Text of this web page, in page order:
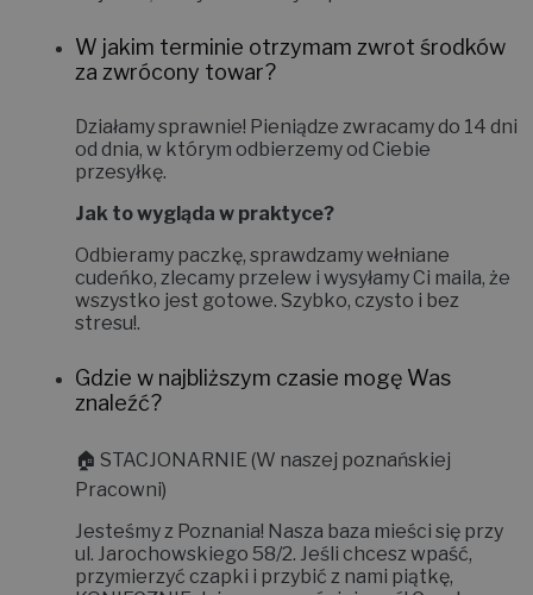
W jakim terminie otrzymam zwrot środków
za zwrócony towar?
Działamy sprawnie! Pieniądze zwracamy do 14 dni
od dnia, w którym odbierzemy od Ciebie
przesyłkę.
Jak to wygląda w praktyce?
Odbieramy paczkę, sprawdzamy wełniane
cudeńko, zlecamy przelew i wysyłamy Ci maila, że
wszystko jest gotowe. Szybko, czysto i bez
stresu!.
Gdzie w najbliższym czasie mogę Was
znaleźć?
🏠 STACJONARNIE (W naszej poznańskiej
Pracowni)
Jesteśmy z Poznania! Nasza baza mieści się przy
ul. Jarochowskiego 58/2. Jeśli chcesz wpaść,
przymierzyć czapki i przybić z nami piątkę,